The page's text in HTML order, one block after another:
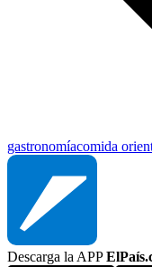
gastronomíacomida
Descarga la APP